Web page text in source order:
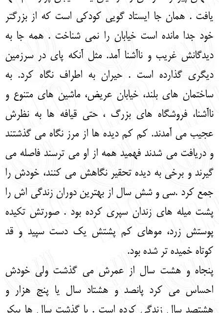
یافت . همان جا ایستاد گویی کودکی است که از بزرگتر
خود جدا مانده است خیابان را نمی شناخت . همه جا به
دیدگانش غریب و ناآشنا آمد. مثل آنکه پای در سرزمین
دیگری گذارده است . حیران به اطراف نگاه کرد. به
ساختمان های بلند، خیابان عریض، ماشین های متنوع و
ناآشنا، فروشگاه های بزرگ ، حتی قیافه ها به نظرش
عجیب می آمدند. کم کم دیده ها از مرز نگاه می گذشتند
و دریافت می شدند فهمید همه از او می ترسند فاصله می
گیرند و برخی به دیده تحقیر نگاهش می کنند، خودش را
جمع کرد .سی و شش سال از بهترین دوران زندگی اش را
پشت میله های زندان سپری کرده بود . صورتش تکیده
پوستش زرد، موهای کم پشتش یک دست سپید و قد
کوتاه خمیده تر شده بود.
پنجاه و هشت سال از عمرش می گذشت ولی خودش
احساس می کرد پانصد و هشتاد سال یا پنج هزار و
هشتصد سال زندگی کرده است . با گذشت سال ها پیکر